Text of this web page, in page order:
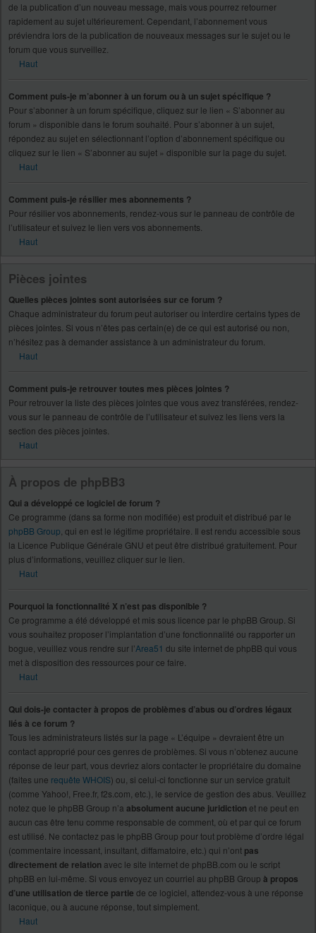
de la publication d’un nouveau message, mais vous pourrez retourner
rapidement au sujet ultérieurement. Cependant, l’abonnement vous
préviendra lors de la publication de nouveaux messages sur le sujet ou le
forum que vous surveillez.
Haut
Comment puis-je m’abonner à un forum ou à un sujet spécifique ?
Pour s’abonner à un forum spécifique, cliquez sur le lien « S’abonner au
forum » disponible dans le forum souhaité. Pour s’abonner à un sujet,
répondez au sujet en sélectionnant l’option d’abonnement spécifique ou
cliquez sur le lien « S’abonner au sujet » disponible sur la page du sujet.
Haut
Comment puis-je résilier mes abonnements ?
Pour résilier vos abonnements, rendez-vous sur le panneau de contrôle de
l’utilisateur et suivez le lien vers vos abonnements.
Haut
Pièces jointes
Quelles pièces jointes sont autorisées sur ce forum ?
Chaque administrateur du forum peut autoriser ou interdire certains types de
pièces jointes. Si vous n’êtes pas certain(e) de ce qui est autorisé ou non,
n’hésitez pas à demander assistance à un administrateur du forum.
Haut
Comment puis-je retrouver toutes mes pièces jointes ?
Pour retrouver la liste des pièces jointes que vous avez transférées, rendez-
vous sur le panneau de contrôle de l’utilisateur et suivez les liens vers la
section des pièces jointes.
Haut
À propos de phpBB3
Qui a développé ce logiciel de forum ?
Ce programme (dans sa forme non modifiée) est produit et distribué par le
phpBB Group , qui en est le légitime propriétaire. Il est rendu accessible sous
la Licence Publique Générale GNU et peut être distribué gratuitement. Pour
plus d’informations, veuillez cliquer sur le lien.
Haut
Pourquoi la fonctionnalité X n’est pas disponible ?
Ce programme a été développé et mis sous licence par le phpBB Group. Si
vous souhaitez proposer l’implantation d’une fonctionnalité ou rapporter un
bogue, veuillez vous rendre sur l’Area51 du site internet de phpBB qui vous
met à disposition des ressources pour ce faire.
Haut
Qui dois-je contacter à propos de problèmes d’abus ou d’ordres légaux
liés à ce forum ?
Tous les administrateurs listés sur la page « L’équipe » devraient être un
contact approprié pour ces genres de problèmes. Si vous n’obtenez aucune
réponse de leur part, vous devriez alors contacter le propriétaire du domaine
(faites une requête WHOIS) ou, si celui-ci fonctionne sur un service gratuit
(comme Yahoo!, Free.fr, f2s.com, etc.), le service de gestion des abus. Veuillez
notez que le phpBB Group n’a absolument aucune juridictionet ne peut en
aucun cas être tenu comme responsable de comment, où et par qui ce forum
est utilisé. Ne contactez pas le phpBB Group pour tout problème d’ordre légal
(commentaire incessant, insultant, diffamatoire, etc.) qui n’ont pas
directement de relation avec le site internet de phpBB.com ou le script
phpBB en lui-même. Si vous envoyez un courriel au phpBB Group à propos
d’une utilisation de tierce partie de ce logiciel, attendez-vous à une réponse
laconique, ou à aucune réponse, tout simplement.
Haut